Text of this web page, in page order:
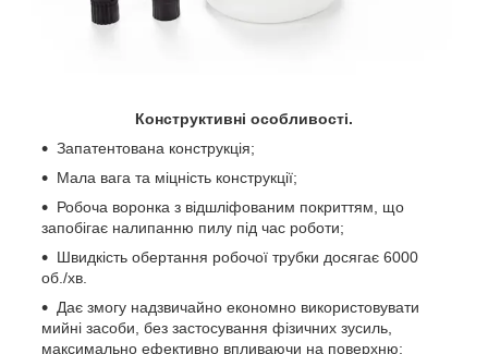
Конструктивні особливості.
Запатентована конструкція;
Мала вага та міцність конструкції;
Робоча воронка з відшліфованим покриттям, що
запобігає налипанню пилу під час роботи;
Швидкість обертання робочої трубки досягає 6000
об./хв.
Дає змогу надзвичайно економно використовувати
мийні засоби, без застосування фізичних зусиль,
максимально ефективно впливаючи на поверхню;